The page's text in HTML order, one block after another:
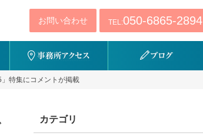
TEL:050-6865-2894
お問い合わせ
特集にコメントが掲載
カテゴリ